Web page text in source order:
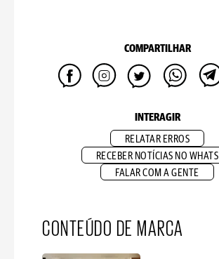
COMPARTILHAR
INTERAGIR
RELATAR ERROS
RECEBER NOTÍCIAS NO WHATS
FALAR COM A GENTE
CONTEÚDO DE MARCA